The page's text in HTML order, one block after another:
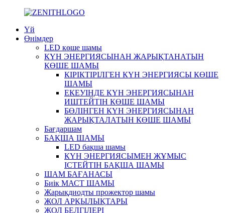
Үй
Өнімдер
LED көше шамы
КҮН ЭНЕРГИЯСЫНАН ЖАРЫҚТАНАТЫН
КӨШЕ ШАМЫ
КІРІКТІРІЛГЕН КҮН ЭНЕРГИЯСЫ КӨШЕ
ШАМЫ
ЕКЕУІНДЕ КҮН ЭНЕРГИЯСЫНАН
ИШТЕЙТІН КӨШЕ ШАМЫ
БӨЛІНГЕН КҮН ЭНЕРГИЯСЫНАН
ЖАРЫҚТАЛАТЫН КӨШЕ ШАМЫ
Бағдаршам
БАҚША ШАМЫ
LED бақша шамы
КҮН ЭНЕРГИЯСЫМЕН ЖҰМЫС
ІСТЕЙТІН БАҚША ШАМЫ
ШАМ БАҒАНАСЫ
Биік МАСТ ШАМЫ
Жарықдиодты прожектор шамы
ЖОЛ АРҚЫЛЫҚТАРЫ
ЖОЛ БЕЛГІЛЕРІ